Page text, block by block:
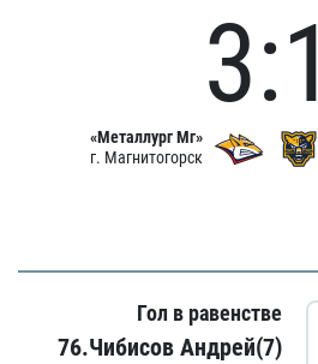
«Металлург Мг»
г. Магнитогорск
3:1
Гол в равенстве
76.Чибисов Андрей(7)